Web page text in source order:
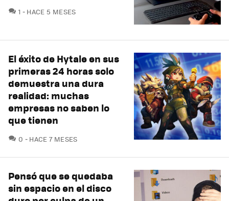
1 COMENTARIOS
HACE 5 MESES
El éxito de Hytale en sus
primeras 24 horas solo
demuestra una dura
realidad: muchas
empresas no saben lo
que tienen
0 COMENTARIOS
HACE 7 MESES
Pensó que se quedaba
sin espacio en el disco